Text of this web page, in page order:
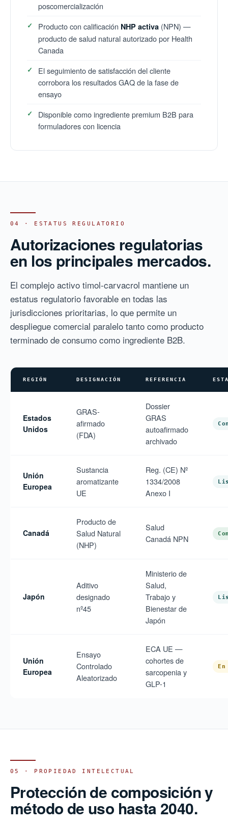
poscomercialización
Producto con calificación NHP activa (NPN) —
producto de salud natural autorizado por Health
Canada
El seguimiento de satisfacción del cliente
corrobora los resultados GAQ de la fase de
ensayo
Disponible como ingrediente premium B2B para
formuladores con licencia
04 · ESTATUS REGULATORIO
Autorizaciones regulatorias
en los principales mercados.
El complejo activo timol-carvacrol mantiene un
estatus regulatorio favorable en todas las
jurisdicciones prioritarias, lo que permite un
despliegue comercial paralelo tanto como producto
terminado de consumo como ingrediente B2B.
REGIÓN DESIGNACIÓN REFERENCIA
Estados
Unidos
GRAS-
afirmado
(FDA)
Dossier
GRAS
autoafirmado
archivado
Unión
Europea
Sustancia
aromatizante
UE
Reg. (CE) Nº
1334/2008
Anexo I
Canadá
Producto de
Salud Natural
(NHP)
Salud
Canadá NPN
Japón
Aditivo
designado
nº45
Ministerio de
Salud,
Trabajo y
Bienestar de
Japón
Unión
Europea
Ensayo
Controlado
Aleatorizado
ECA UE —
cohortes de
sarcopenia y
GLP-1
05 · PROPIEDAD INTELECTUAL
Protección de composición y
método de uso hasta 2040.